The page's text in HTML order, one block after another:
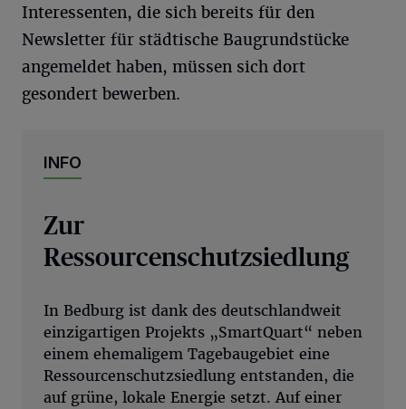
Interessenten, die sich bereits für den
Newsletter für städtische Baugrundstücke
angemeldet haben, müssen sich dort
gesondert bewerben.
INFO
Zur
Ressourcenschutzsiedlung
In Bedburg ist dank des deutschlandweit
einzigartigen Projekts „SmartQuart“ neben
einem ehemaligem Tagebaugebiet eine
Ressourcenschutzsiedlung entstanden, die
auf grüne, lokale Energie setzt. Auf einer